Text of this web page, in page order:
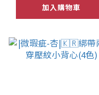
加入購物車